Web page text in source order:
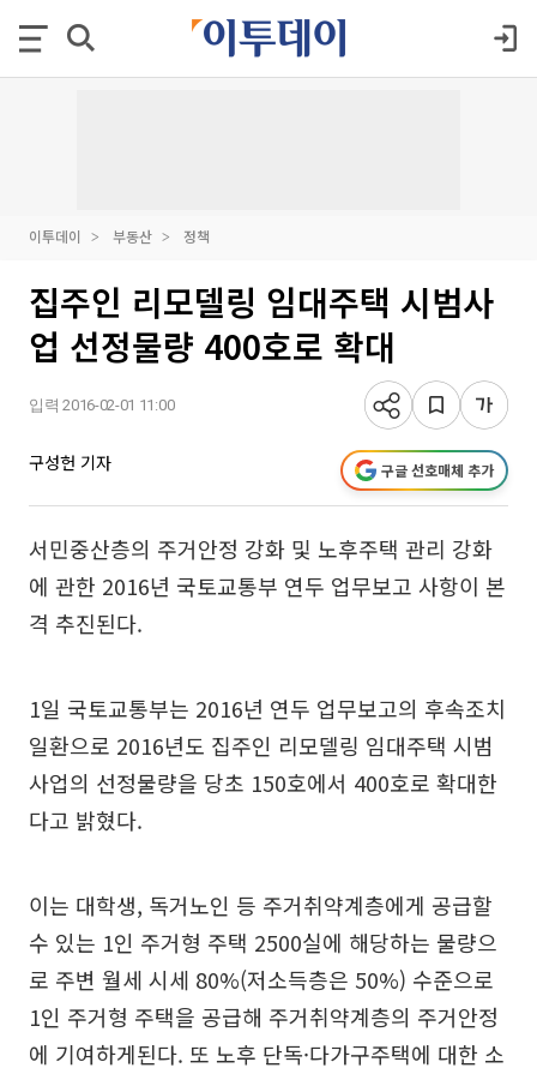
이투데이 부동산 정책
집주인 리모델링 임대주택 시범사
업 선정물량 400호로 확대
입력 2016-02-01 11:00
구성헌 기자 구글 선호매체 추가
서민중산층의 주거안정 강화 및 노후주택 관리 강화
에 관한 2016년 국토교통부 연두 업무보고 사항이 본
격 추진된다.
1일 국토교통부는 2016년 연두 업무보고의 후속조치
일환으로 2016년도 집주인 리모델링 임대주택 시범
사업의 선정물량을 당초 150호에서 400호로 확대한
다고 밝혔다.
이는 대학생, 독거노인 등 주거취약계층에게 공급할
수 있는 1인 주거형 주택 2500실에 해당하는 물량으
로 주변 월세 시세 80%(저소득층은 50%) 수준으로
1인 주거형 주택을 공급해 주거취약계층의 주거안정
에 기여하게된다. 또 노후 단독·다가구주택에 대한 소